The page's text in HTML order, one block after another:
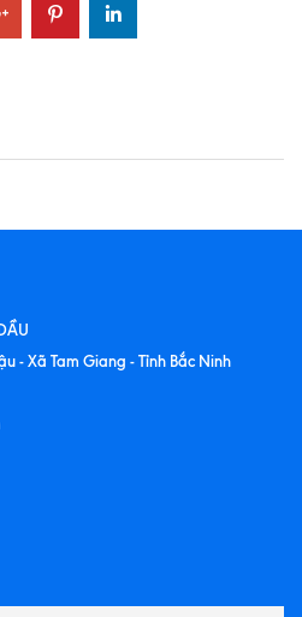
- Xã Tam Giang - Tỉnh Bắc Ninh